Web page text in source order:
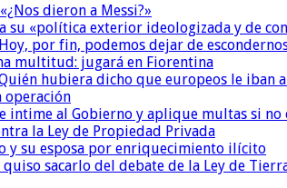
dieron a Messi?»
su «política exterior ideologizada y de
por fin, podemos dejar de
multitud: jugará en Fiorentina
hubiera dicho que europeos le iban
operación
al Gobierno y aplique multas si no
la Ley de Propiedad Privada
y su esposa por enriquecimiento ilícito
sacarlo del debate de la Ley de